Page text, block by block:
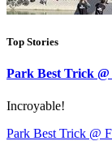
Top Stories
Park Best Trick @
Incroyable!
Park Best Trick @